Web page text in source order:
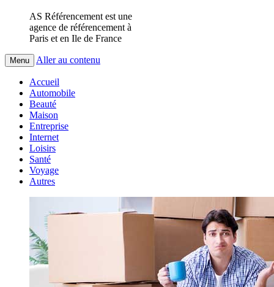
AS Référencement est une
agence de référencement à
Paris et en Ile de France
Menu Aller au contenu
Accueil
Automobile
Beauté
Maison
Entreprise
Internet
Loisirs
Santé
Voyage
Autres